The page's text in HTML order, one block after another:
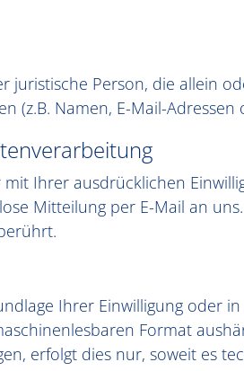
juristische Person, die allein
(z.B. Namen, E-Mail-Adressen
Ihrer ausdrücklichen
Mitteilung per E-Mail an
Ihrer Einwilligung oder
Format
erfolgt dies nur, soweit es